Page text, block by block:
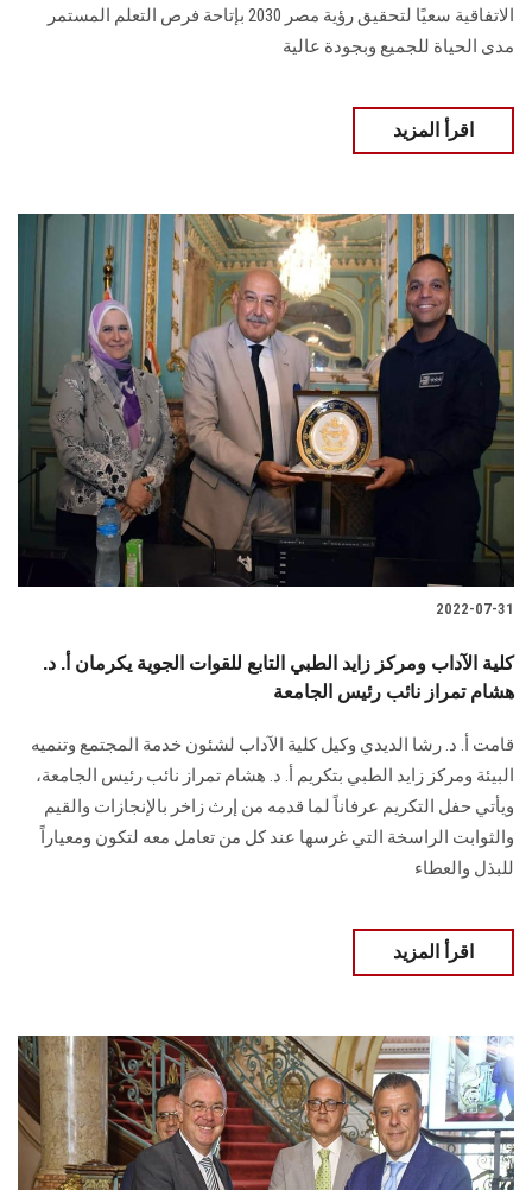
الاتفاقية سعيًا لتحقيق رؤية مصر 2030 بإتاحة فرص التعلم المستمر
مدى الحياة للجميع وبجودة عالية
اقرأ المزيد
2022-07-31
كلية الآداب ومركز زايد الطبي التابع للقوات الجوية يكرمان أ. د.
هشام تمراز نائب رئيس الجامعة
قامت أ. د. رشا الديدي وكيل كلية الآداب لشئون خدمة المجتمع وتنميه
البيئة ومركز زايد الطبي بتكريم أ. د. هشام تمراز نائب رئيس الجامعة،
ويأتي حفل التكريم عرفاناً لما قدمه من إرث زاخر بالإنجازات والقيم
والثوابت الراسخة التي غرسها عند كل من تعامل معه لتكون ومعياراً
للبذل والعطاء
اقرأ المزيد